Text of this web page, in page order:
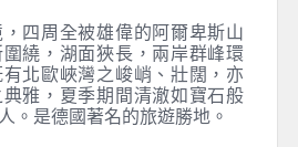
四周全被雄偉的阿爾卑斯山
繞，湖面狹長，兩岸群峰環
北歐峽灣之峻峭、壯闊，亦
雅，夏季期間清澈如寶石般
。是德國著名的旅遊勝地。